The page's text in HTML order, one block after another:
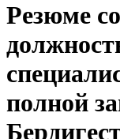
Резюме
полной